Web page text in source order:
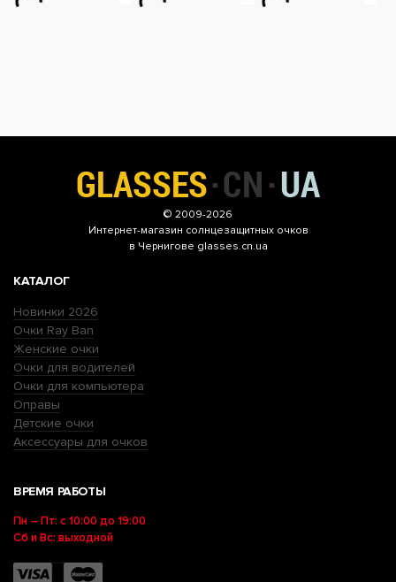
© 2009-2026
Интернет-магазин солнцезащитных очков
в Чернигове glasses.cn.ua
КАТАЛОГ
Новинки 2026
Очки Ray Ban
Женские очки
Очки для водителей
Очки для компьютера
Оправы
Детские очки
Аксессуары для очков
ВРЕМЯ РАБОТЫ
Пн – Пт: с 10:00 до 19:00
Сб и Вс: выходной